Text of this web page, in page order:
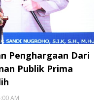
Penghargaan Dari
Publik Prima
AM